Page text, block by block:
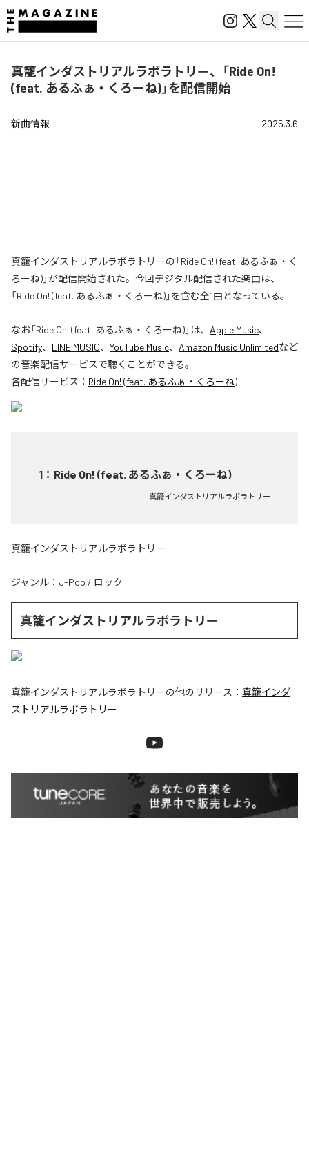
真籠インダストリアルラボラトリー、「Ride On!
(feat. あるふぁ・くろーね)」を配信開始
新曲情報 2025.3.6
真籠インダストリアルラボラトリーの「Ride On! (feat. あるふぁ・く
ろーね)」が配信開始された。今回デジタル配信された楽曲は、
「Ride On! (feat. あるふぁ・くろーね)」を含む全1曲となっている。
なお「Ride On! (feat. あるふぁ・くろーね)」は、 Apple Music、
Spotify、 LINE MUSIC、 YouTube Music、 Amazon Music Unlimitedなど
の音楽配信サービスで聴くことができる。
各配信サービス： Ride On! (feat. あるふぁ・くろーね)
1 ： Ride On! (feat. あるふぁ・くろーね)
真籠インダストリアルラボラトリー
真籠インダストリアルラボラトリー
ジャンル： J-Pop / ロック
真籠インダストリアルラボラトリー
真籠インダストリアルラボラトリーの他のリリース： 真籠インダ
ストリアルラボラトリー